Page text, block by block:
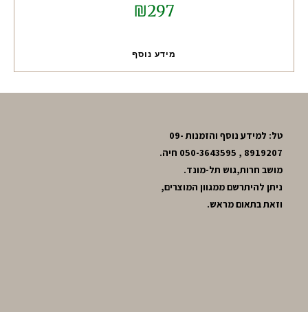
₪297
מידע נוסף
טל: למידע נוסף והזמנות 09-
8919207 , 050-3643595 חיה.
מושב חרות,גוש תל-מונד.
ניתן להיתרשם ממגוון המוצרים,
וזאת בתאום מראש.